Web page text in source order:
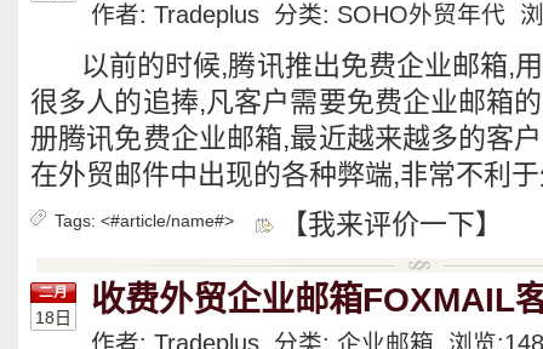
作者: Tradeplus 分类: SOHO外贸年代
以前的时候,腾讯推出免费企业邮箱,
很多人的追捧,凡客户需要免费企业邮箱
册腾讯免费企业邮箱,最近越来越多的客
在外贸邮件中出现的各种弊端,非常不利
Tags: <#article/name#> 【我来评价一下】
二月
18日 收费外贸企业邮箱FOXMAIL
作者: Tradeplus 分类: 企业邮箱 浏览: